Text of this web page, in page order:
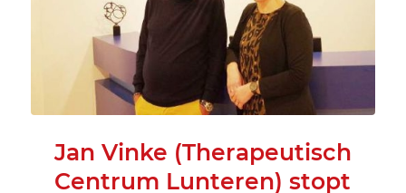
Jan Vinke (Therapeutisch
Centrum Lunteren) stopt